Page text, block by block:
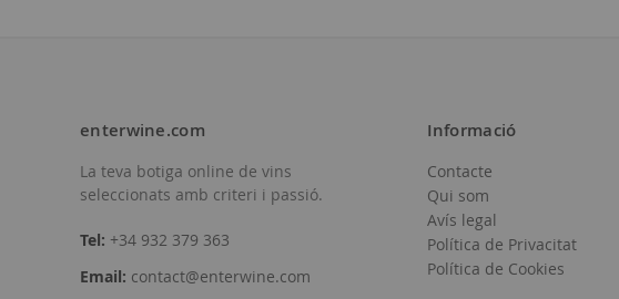
Afegir
la
llista
Afegir
a
la
enterwine.com
La teva botiga online de vins
seleccionats amb criteri i passió.
Tel: +34 932 379 363
Email: contact@enterwine.com
Informació
Contacte
Qui som
Avís legal
Política de Privacitat
Política de Cookies